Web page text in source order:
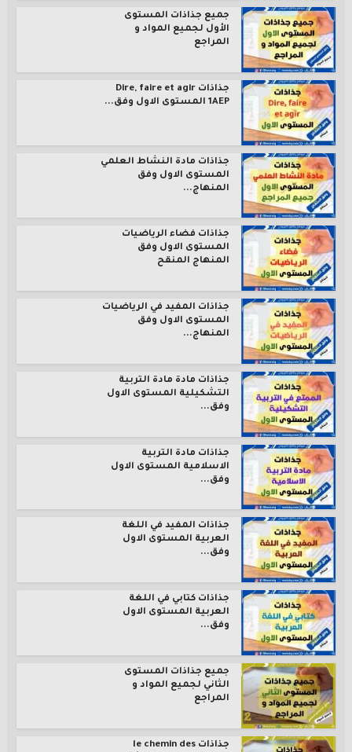
جميع جذاذات المستوى
الأول لجميع المواد و
المراجع
جذاذات Dire, faire et agir
1AEP المستوى الاول وفق...
جذاذات مادة النشاط العلمي
المستوى الاول وفق
المنهاج...
جذاذات فضاء الرياضيات
المستوى الاول وفق
المنهاج المنقح
جذاذات المفيد في الرياضيات
المستوى الاول وفق
المنهاج...
جذاذات مادة مادة التربية
التشكيلية المستوى الاول
وفق...
جذاذات مادة التربية
الاسلامية المستوى الاول
وفق...
جذاذات المفيد في اللغة
العربية المستوى الاول
وفق...
جذاذات كتابي في اللغة
العربية المستوى الاول
وفق...
جميع جذاذات المستوى
الثاني لجميع المواد و
المراجع
جذاذات le chemin des